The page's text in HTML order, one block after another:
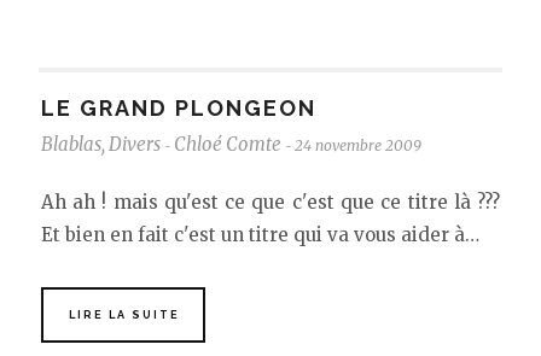
LE GRAND PLONGEON
Blablas, Divers - Chloé Comte - 24 novembre 2009
Ah ah ! mais qu'est ce que c'est que ce titre là ???
Et bien en fait c'est un titre qui va vous aider à…
LIRE LA SUITE